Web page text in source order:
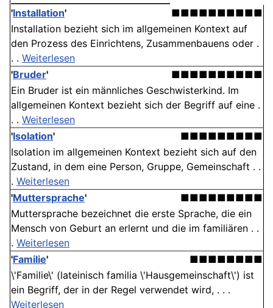
'Installation'
■■■■■■■■■■
Installation bezieht sich im allgemeinen Kontext auf
den Prozess des Einrichtens, Zusammenbauens oder .
. . Weiterlesen
'Bruder'
■■■■■■■■■■
Ein Bruder ist ein männliches Geschwisterkind. Im
allgemeinen Kontext bezieht sich der Begriff auf eine .
. . Weiterlesen
'Isolation'
■■■■■■■■■
Isolation im allgemeinen Kontext bezieht sich auf den
Zustand, in dem eine Person, Gruppe, Gemeinschaft . .
. Weiterlesen
'Muttersprache'
■■■■■■■■■
Muttersprache bezeichnet die erste Sprache, die ein
Mensch von Geburt an erlernt und die im familiären . .
. Weiterlesen
'Familie'
■■■■■■■■
\'Familie\' (lateinisch familia \'Hausgemeinschaft\') ist
ein Begriff, der in der Regel verwendet wird, . . .
Weiterlesen